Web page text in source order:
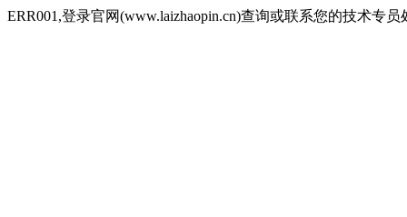
ERR001,登录官网(www.laizhaopin.cn)查询或联系您的技术专员